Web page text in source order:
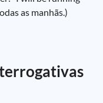
as manhãs.)